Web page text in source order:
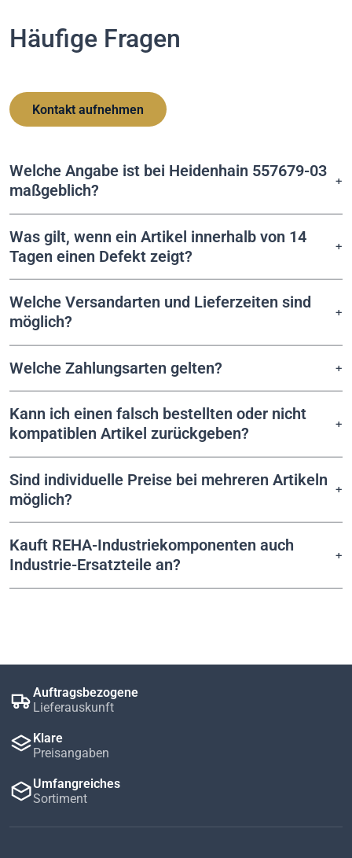
Häufige Fragen
Kontakt aufnehmen
Welche Angabe ist bei Heidenhain 557679-03
maßgeblich?
Was gilt, wenn ein Artikel innerhalb von 14
Tagen einen Defekt zeigt?
Welche Versandarten und Lieferzeiten sind
möglich?
Welche Zahlungsarten gelten?
Kann ich einen falsch bestellten oder nicht
kompatiblen Artikel zurückgeben?
Sind individuelle Preise bei mehreren Artikeln
möglich?
Kauft REHA-Industriekomponenten auch
Industrie-Ersatzteile an?
Auftragsbezogene
Lieferauskunft
Klare
Preisangaben
Umfangreiches
Sortiment